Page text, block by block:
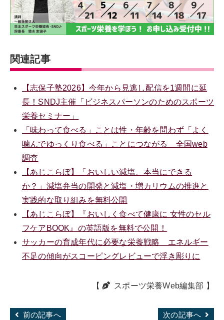
関連記事
【志保子塾2026】今年から見逃し配信を1週間に延
長！SNDJ主催「ビジネスパーソンのためのスポーツ
栄養セミナー」
「味わって食べる」ことは性・年齢を問わず「よく
噛んでゆっくり食べる」ことにつながる 全国web
調査
【あじこらぼ】「おいしい減塩、本当にできる
か？」減塩弁当の開発と減塩・増カリウムの推進と
実践的な取り組みを無料公開
【あじこらぼ】『おいしく食べて健康に 女性のセル
フケアBOOK』の英語版を無料で公開！
サッカーの育成年代に必要な栄養戦略 エネルギー
不足の傾向がスコーピングレビューで浮き彫りに
【 スポーツ栄養Web編集部 】
前の記事へ 次の記事へ